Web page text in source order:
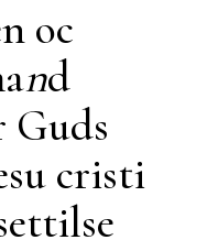
oc
nd
Guds
cristi